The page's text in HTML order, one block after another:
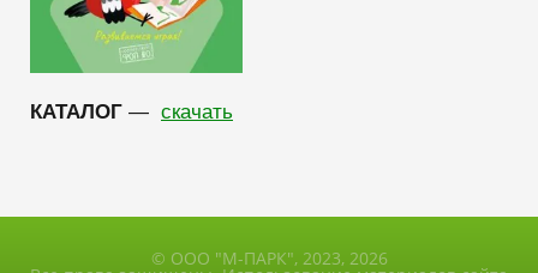
КАТАЛОГ — скачать
© ООО "М-ПАРК", 2023, 2026